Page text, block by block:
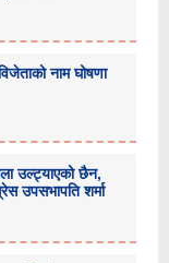
नाम घोषणा
उल्ट्याएको छैन,
उपसभापति शर्मा